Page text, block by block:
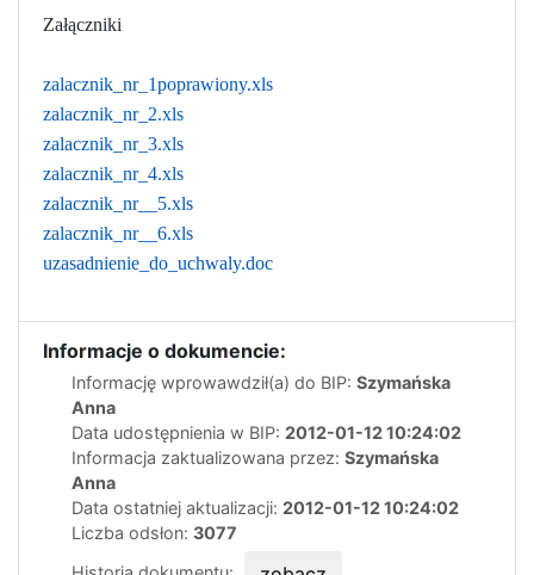
Załączniki
zalacznik_nr_1poprawiony.xls
zalacznik_nr_2.xls
zalacznik_nr_3.xls
zalacznik_nr_4.xls
zalacznik_nr__5.xls
zalacznik_nr__6.xls
uzasadnienie_do_uchwaly.doc
Informacje o dokumencie:
Informację wprowawdził(a) do BIP: Szymańska
Anna
Data udostępnienia w BIP: 2012-01-12 10:24:02
Informacja zaktualizowana przez: Szymańska
Anna
Data ostatniej aktualizacji: 2012-01-12 10:24:02
Liczba odsłon: 3077